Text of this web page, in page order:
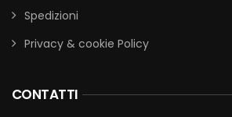
Spedizioni
Privacy & cookie Policy
CONTATTI